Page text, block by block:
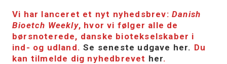
Vi har lanceret et nyt nyhedsbrev: Danish
Bioetch Weekly, hvor vi følger alle de
børsnoterede, danske biotekselskaber i
ind- og udland.Se seneste udgave her. Du
kan tilmelde dig nyhedbrevet her.